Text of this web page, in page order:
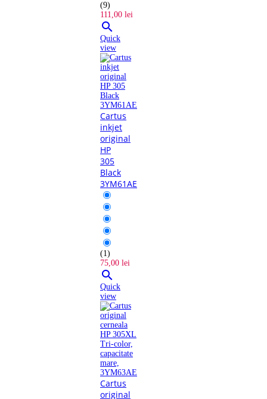
(9)
111,00 lei

Quick
view
Cartus
inkjet
original
HP
305
Black
3YM61AE
(1)
75,00 lei

Quick
view
Cartus
original